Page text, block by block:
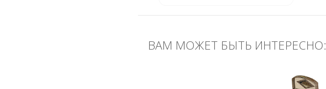
ВАМ МОЖЕТ БЫТЬ ИНТЕРЕСНО: